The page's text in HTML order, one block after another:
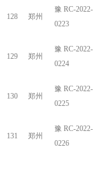
128 郑州
豫 RC-2022-
0223
129 郑州
豫 RC-2022-
0224
130 郑州
豫 RC-2022-
0225
131 郑州
豫 RC-2022-
0226